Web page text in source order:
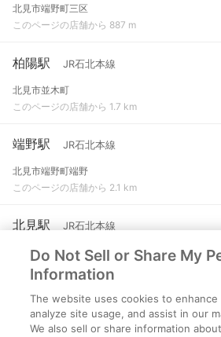
北見市端野町三区
このページの店舗から 887 m
柏陽駅 JR石北本線
北見市並木町
このページの店舗から 1.7 km
端野駅 JR石北本線
北見市端野町端野
このページの店舗から 2.1 km
北見駅 JR石北本線
北見市大通西１丁目
このページの店舗から 4.2 km
緋牛内駅 JR石北本線
北見市端野町緋牛内
Do Not Sell or Share My
Information
The website uses cookies to enhance
analyze site usage, and assist in our
We also sell or share information